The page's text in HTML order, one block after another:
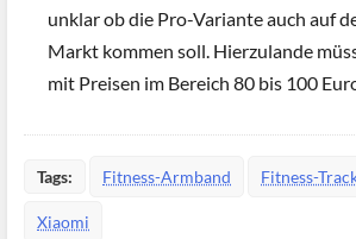
unklar ob die Pro-Variante auch auf
Markt kommen soll. Hierzulande
mit Preisen im Bereich 80 bis 100
Tags: Fitness-Armband Fitness-
Xiaomi